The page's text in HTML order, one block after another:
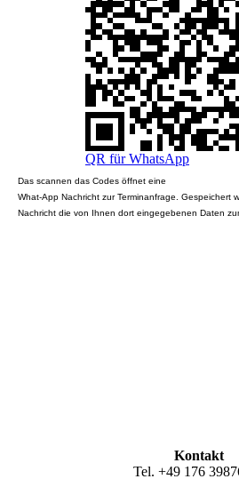
QR für WhatsApp
Das scannen das Codes öffnet eine
What-App Nachricht zur Terminanfrage. Gespeichert
Nachricht die von Ihnen dort eingegebenen Daten
Kontakt
Tel. +49 176